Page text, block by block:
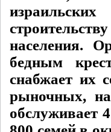
населения.
бедным
снабжает их
рыночных,
обслуживает